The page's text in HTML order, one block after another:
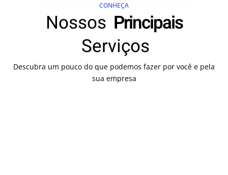
CONHEÇA
Nossos Principais
Serviços
Descubra um pouco do que podemos fazer por você e pela
sua empresa